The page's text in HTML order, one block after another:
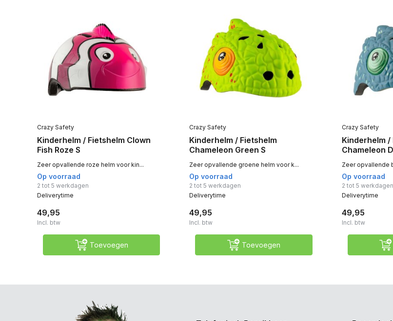
Crazy Safety
Kinderhelm / Fietshelm Clown
Fish Roze S
Zeer opvallende roze helm voor kin...
Op voorraad
2 tot 5 werkdagen
Deliverytime
49,95
Incl. btw
Toevoegen
Crazy Safety
Kinderhelm / Fietshelm
Chameleon Green S
Zeer opvallende groene helm voor k...
Op voorraad
2 tot 5 werkdagen
Deliverytime
49,95
Incl. btw
Toevoegen
Crazy Safety
Kinderhelm /
Chameleon
Zeer opvallende
Op voorraad
2 tot 5 werkdagen
Deliverytime
49,95
Incl. btw